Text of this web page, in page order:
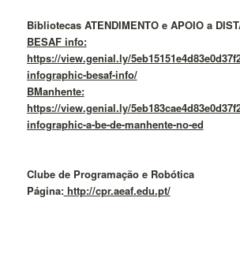
Bibliotecas ATENDIMENTO e APOIO a
BESAF info:
https://view.genial.ly/
infographic-besaf-info/
BManhente:
https://view.genial.ly/
infographic-a-be-de-manhente-no-ed
Clube de Programação e Robótica
Página:http://cpr.aeaf.edu.pt/